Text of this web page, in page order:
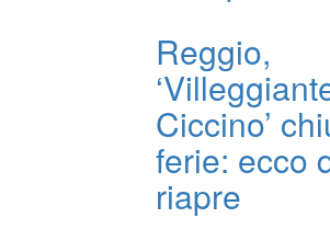
Reggio,
Ciccino’
ferie: ecco
riapre